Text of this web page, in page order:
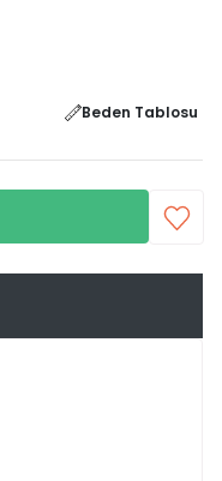
Beden Tablosu